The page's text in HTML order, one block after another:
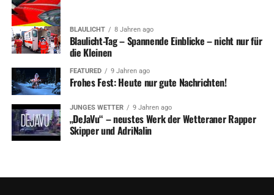
BLAULICHT 8 Jahren ago
Blaulicht-Tag – Spannende Einblicke – nicht nur für
die Kleinen
FEATURED 9 Jahren ago
Frohes Fest: Heute nur gute Nachrichten!
JUNGES WETTER 9 Jahren ago
„DeJaVu“ – neustes Werk der Wetteraner Rapper
Skipper und AdriNalin